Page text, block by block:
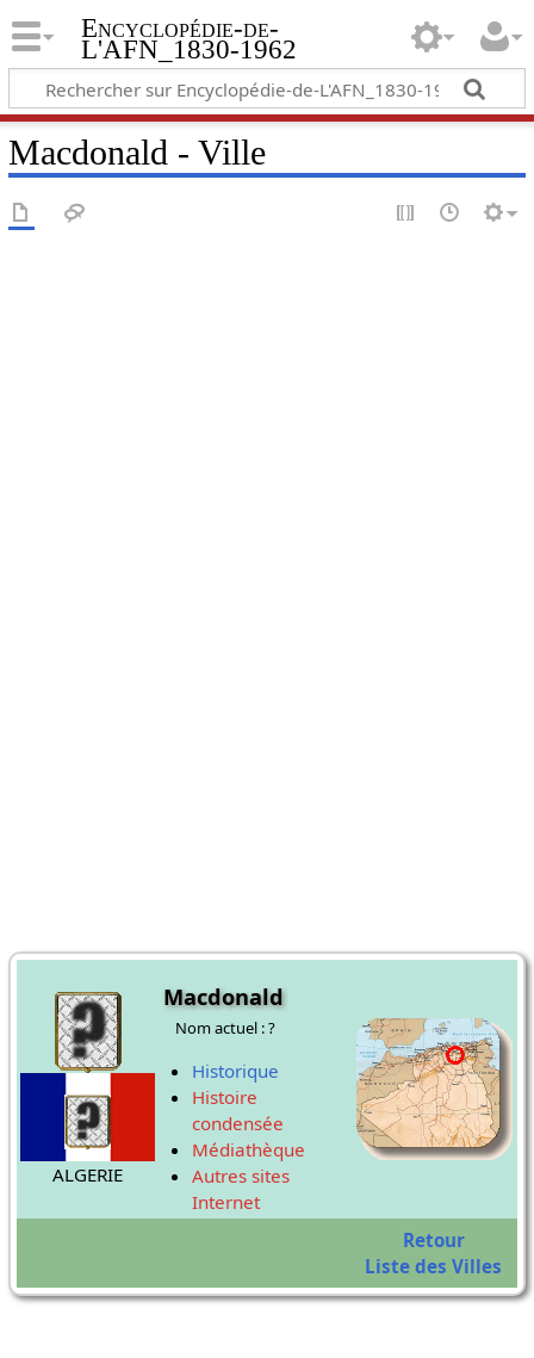
Encyclopédie-de-
L'AFN_1830-1962
Macdonald - Ville
ALGERIE
Macdonald
Nom actuel : ?
Historique
Histoire
condensée
Médiathèque
Autres sites
Internet
Retour
Liste des Villes